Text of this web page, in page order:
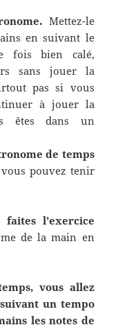
Mettez-le
en suivant le
fois bien calé,
sans jouer la
pas si vous
à jouer la
êtes dans un
de temps
pouvez tenir
l’exercice
de la main en
vous allez
suivant un tempo
les notes de